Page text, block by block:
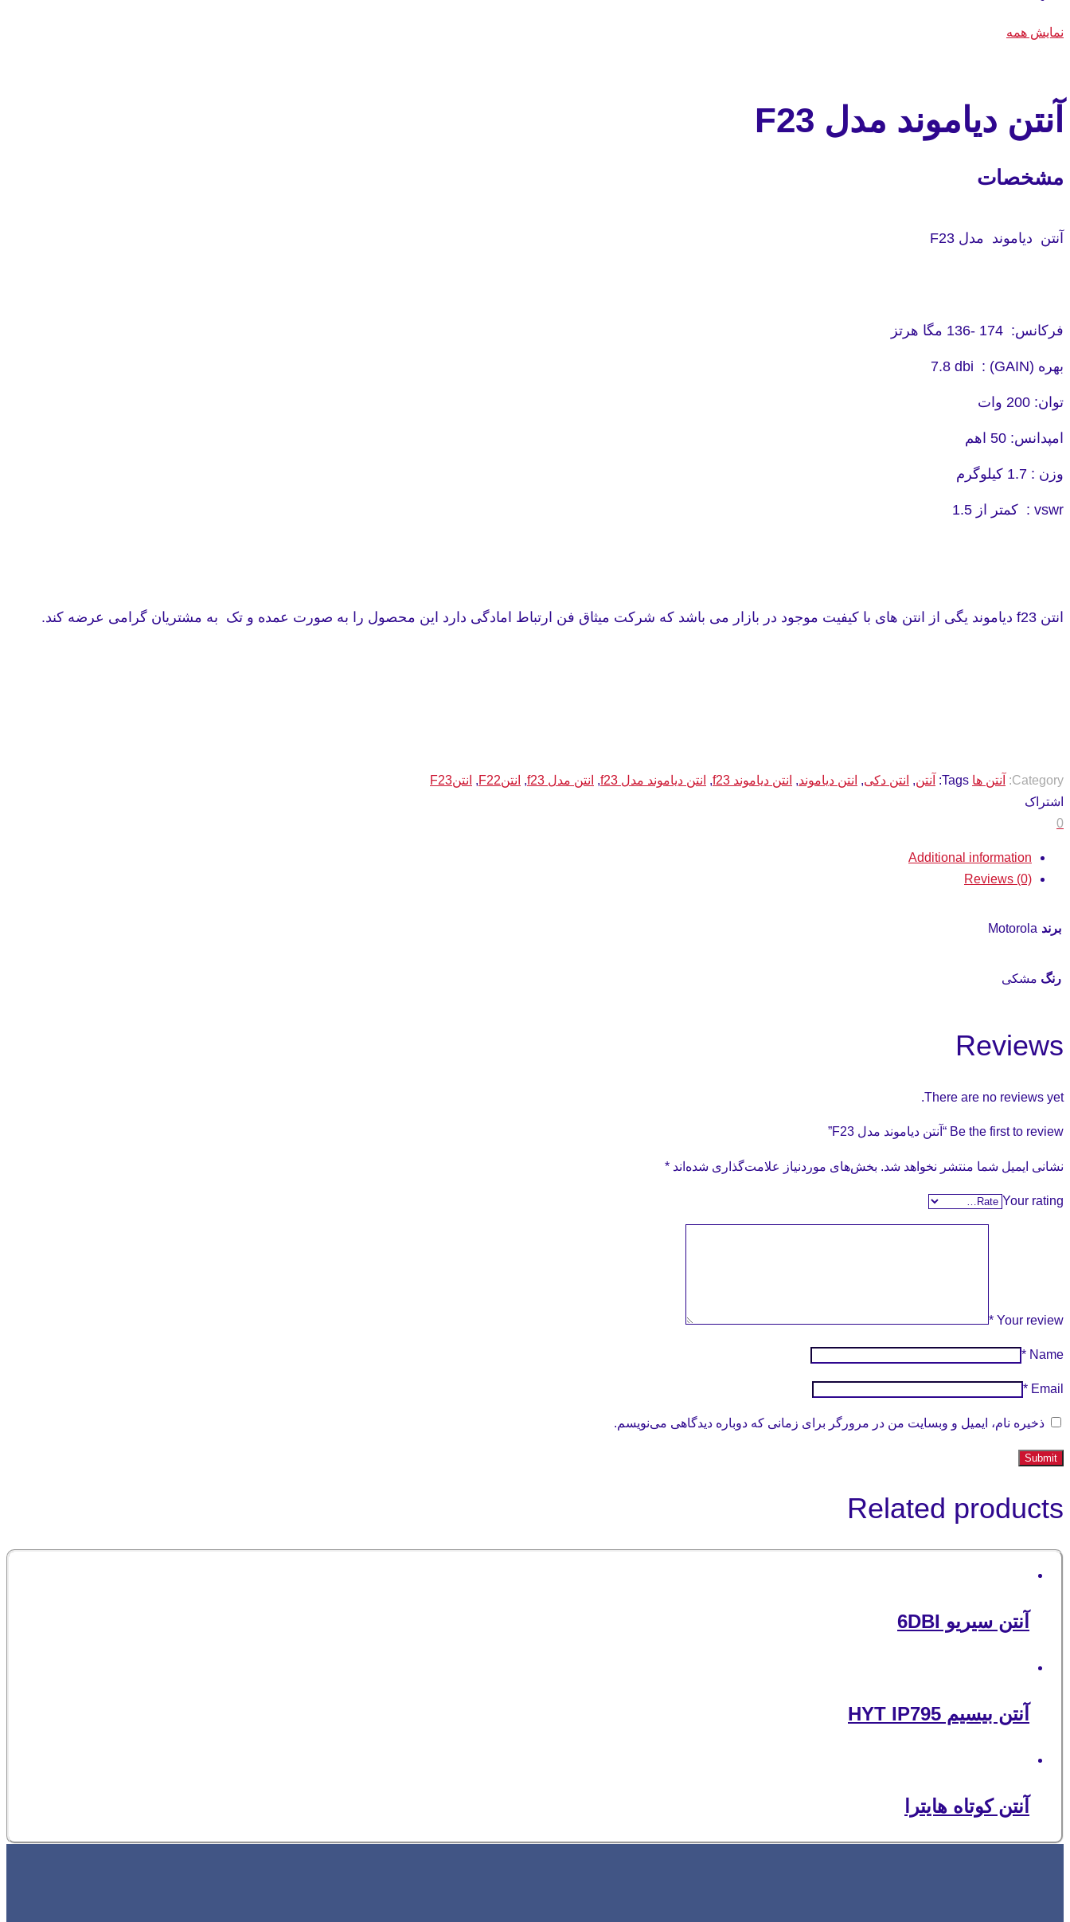
نمایش همه
آنتن دیاموند مدل F23
مشخصات
آنتن دیاموند مدل F23
فرکانس: 174 -136 مگا هرتز
بهره (GAIN) : 7.8 dbi
توان: 200 وات
امپدانس: 50 اهم
وزن : 1.7 کیلوگرم
vswr : کمتر از 1.5
انتن f23 دیاموند یگی از انتن های با کیفیت موجود در بازار می باشد که شرکت میثاق فن ارتباط امادگی دارد این محصول را به صورت عمده و تک به مشتریان گرامی عرضه کند.
Category: آنتن ها Tags: آنتن, انتن دکی, انتن دیاموند, انتن دیاموند f23 , انتن دیاموند مدل f23 , انتن مدل f23 , انتنF22 , انتنF23
اشتراک
0
Additional information
Reviews (0)
برند Motorola
رنگ مشکی
Reviews
There are no reviews yet.
Be the first to review “آنتن دیاموند مدل F23”
نشانی ایمیل شما منتشر نخواهد شد. بخش‌های موردنیاز علامت‌گذاری شده‌اند *
Your rating
Your review
*
Name
*
Email
*
ذخیره نام، ایمیل و وبسایت من در مرورگر برای زمانی که دوباره دیدگاهی می‌نویسم.
Related products
آنتن سیریو 6DBI
آنتن بیسیم HYT IP795
آنتن کوتاه هایترا